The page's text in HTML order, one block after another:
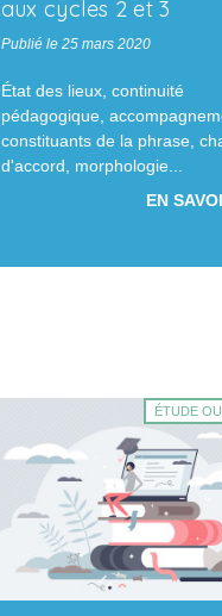
aux cycles 2 et 3
Publié le 25 mars 2020
État des lieux, continuité
pédagogique,
constituants de la phrase,
d'accord, morphologie...
EN
ÉTUDE